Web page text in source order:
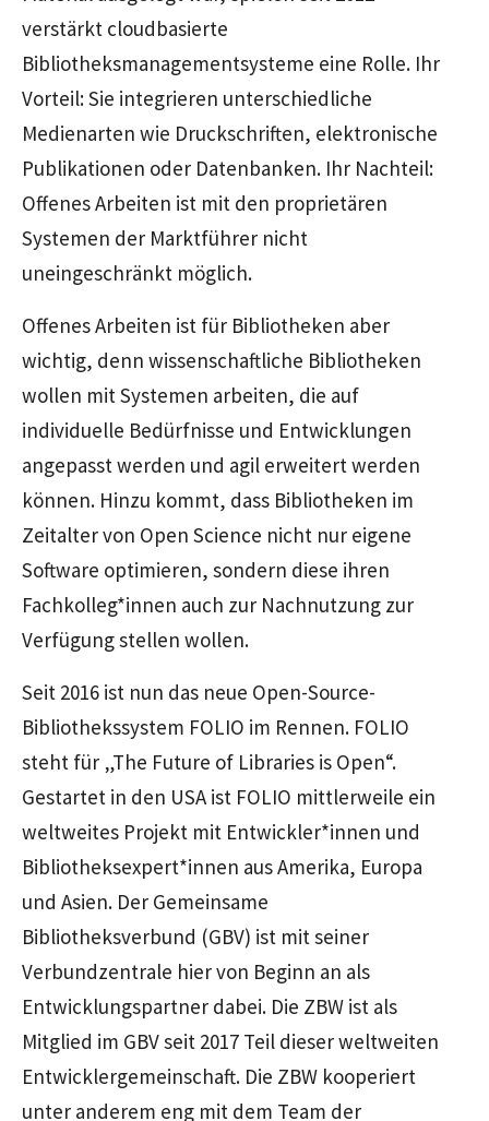
verstärkt cloudbasierte
Bibliotheksmanagementsysteme eine Rolle. Ihr
Vorteil: Sie integrieren unterschiedliche
Medienarten wie Druckschriften, elektronische
Publikationen oder Datenbanken. Ihr Nachteil:
Offenes Arbeiten ist mit den proprietären
Systemen der Marktführer nicht
uneingeschränkt möglich.
Offenes Arbeiten ist für Bibliotheken aber
wichtig, denn wissenschaftliche Bibliotheken
wollen mit Systemen arbeiten, die auf
individuelle Bedürfnisse und Entwicklungen
angepasst werden und agil erweitert werden
können. Hinzu kommt, dass Bibliotheken im
Zeitalter von Open Science nicht nur eigene
Software optimieren, sondern diese ihren
Fachkolleg*innen auch zur Nachnutzung zur
Verfügung stellen wollen.
Seit 2016 ist nun das neue Open-Source-
Bibliothekssystem FOLIO im Rennen. FOLIO
steht für „The Future of Libraries is Open“.
Gestartet in den USA ist FOLIO mittlerweile ein
weltweites Projekt mit Entwickler*innen und
Bibliotheksexpert*innen aus Amerika, Europa
und Asien. Der Gemeinsame
Bibliotheksverbund (GBV) ist mit seiner
Verbundzentrale hier von Beginn an als
Entwicklungspartner dabei. Die ZBW ist als
Mitglied im GBV seit 2017 Teil dieser weltweiten
Entwicklergemeinschaft. Die ZBW kooperiert
unter anderem eng mit dem Team der